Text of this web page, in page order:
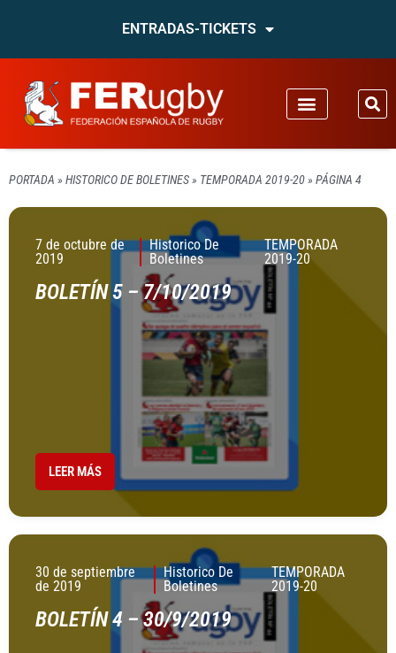
ENTRADAS-TICKETS
PORTADA » HISTORICO DE BOLETINES» TEMPORADA 2019-20» PÁGINA 4
7 de octubre de
2019
Historico De
Boletines
TEMPORADA
2019-20
BOLETÍN 5 – 7/10/2019
LEER MÁS
30 de septiembre
de 2019
Historico De
Boletines
TEMPORADA
2019-20
BOLETÍN 4 – 30/9/2019